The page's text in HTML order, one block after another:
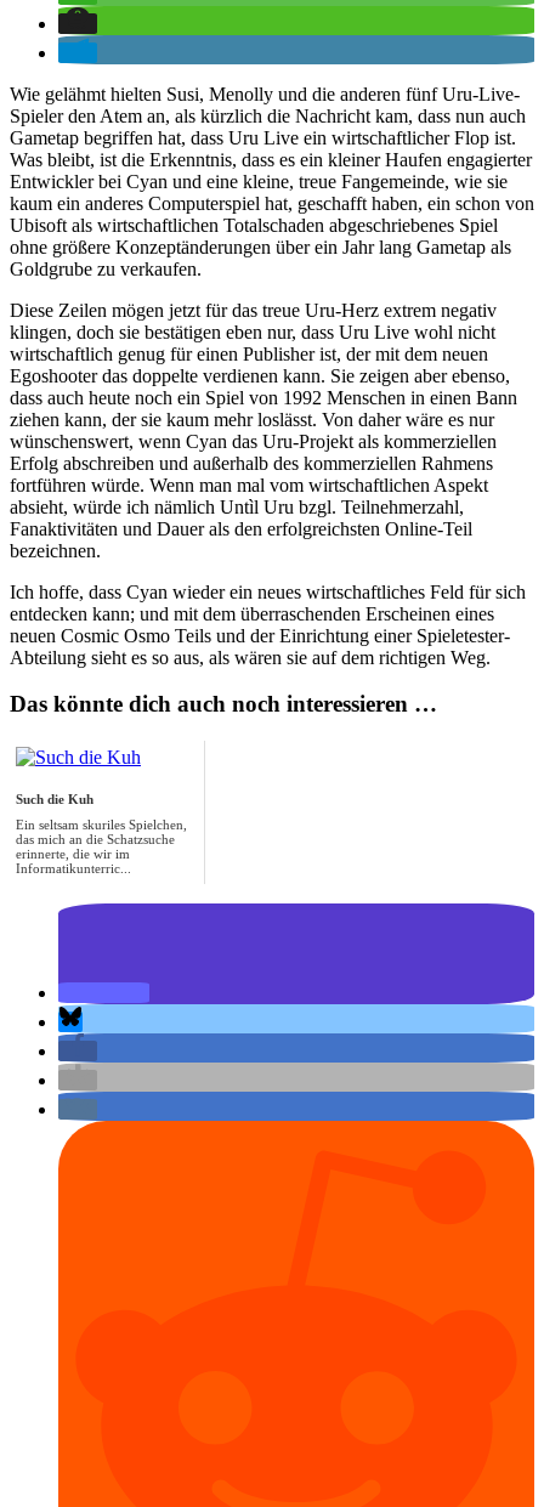
Wie gelähmt hielten Susi, Menolly und die anderen fünf Uru-Live-
Spieler den Atem an, als kürzlich die Nachricht kam, dass nun auch
Gametap begriffen hat, dass Uru Live ein wirtschaftlicher Flop ist.
Was bleibt, ist die Erkenntnis, dass es ein kleiner Haufen engagierter
Entwickler bei Cyan und eine kleine, treue Fangemeinde, wie sie
kaum ein anderes Computerspiel hat, geschafft haben, ein schon von
Ubisoft als wirtschaftlichen Totalschaden abgeschriebenes Spiel
ohne größere Konzeptänderungen über ein Jahr lang Gametap als
Goldgrube zu verkaufen.
Diese Zeilen mögen jetzt für das treue Uru-Herz extrem negativ
klingen, doch sie bestätigen eben nur, dass Uru Live wohl nicht
wirtschaftlich genug für einen Publisher ist, der mit dem neuen
Egoshooter das doppelte verdienen kann. Sie zeigen aber ebenso,
dass auch heute noch ein Spiel von 1992 Menschen in einen Bann
ziehen kann, der sie kaum mehr loslässt. Von daher wäre es nur
wünschenswert, wenn Cyan das Uru-Projekt als kommerziellen
Erfolg abschreiben und außerhalb des kommerziellen Rahmens
fortführen würde. Wenn man mal vom wirtschaftlichen Aspekt
absieht, würde ich nämlich Untìl Uru bzgl. Teilnehmerzahl,
Fanaktivitäten und Dauer als den erfolgreichsten Online-Teil
bezeichnen.
Ich hoffe, dass Cyan wieder ein neues wirtschaftliches Feld für sich
entdecken kann; und mit dem überraschenden Erscheinen eines
neuen Cosmic Osmo Teils und der Einrichtung einer Spieletester-
Abteilung sieht es so aus, als wären sie auf dem richtigen Weg.
Das könnte dich auch noch interessieren …
Such die Kuh
Ein seltsam skuriles Spielchen,
das mich an die Schatzsuche
erinnerte, die wir im
Informatikunterric...